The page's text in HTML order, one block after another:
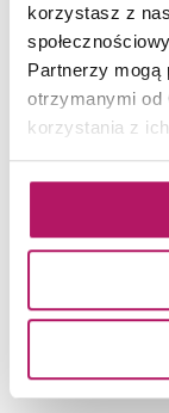
korzystasz z
Partnerzy mogą
otrzymanymi od
korzystania z ich
Geometryczny dekor na